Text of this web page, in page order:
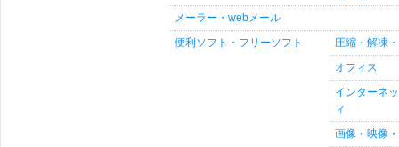
メーラー・webメール
便利ソフト・フリーソフト
圧縮・解凍
オフィス
インターネ
ィ
画像・映像